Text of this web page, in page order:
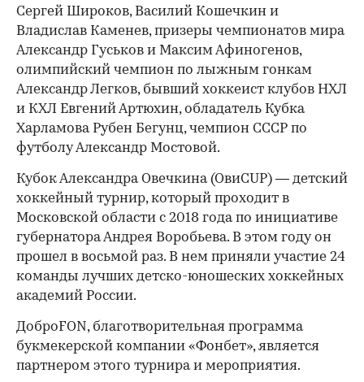
Сергей Широков, Василий Кошечкин и
Владислав Каменев, призеры чемпионатов мира
Александр Гуськов и Максим Афиногенов,
олимпийский чемпион по лыжным гонкам
Александр Легков, бывший хоккеист клубов НХЛ
и КХЛ Евгений Артюхин, обладатель Кубка
Харламова Рубен Бегунц, чемпион СССР по
футболу Александр Мостовой.
Кубок Александра Овечкина (ОвиCUP) — детский
хоккейный турнир, который проходит в
Московской области с 2018 года по инициативе
губернатора Андрея Воробьева. В этом году он
прошел в восьмой раз. В нем приняли участие 24
команды лучших детско-юношеских хоккейных
академий России.
ДоброFON, благотворительная программа
букмекерской компании «Фонбет», является
партнером этого турнира и мероприятия.